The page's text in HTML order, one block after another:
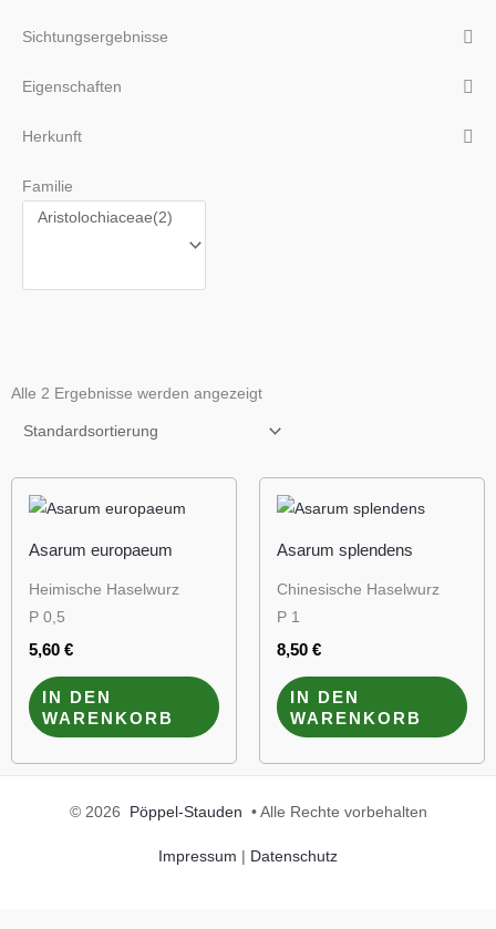
Sichtungsergebnisse
Eigenschaften
Herkunft
Familie
Alle 2 Ergebnisse werden angezeigt
Asarum europaeum
Heimische Haselwurz
P 0,5
5,60 €
IN DEN
WARENKORB
Asarum splendens
Chinesische Haselwurz
P 1
8,50 €
IN DEN
WARENKORB
© 2026 Pöppel-Stauden • Alle Rechte vorbehalten
Impressum | Datenschutz